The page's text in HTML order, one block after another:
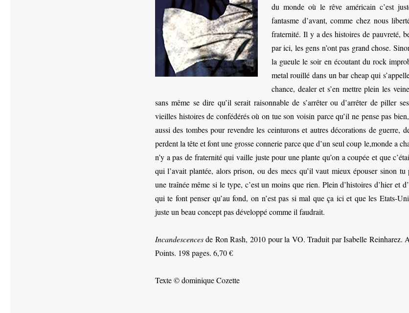
du monde où le rêve américain c’est
fantasme d’avant, comme chez nous
fraternité. Il y a des histoires de pauvreté,
par ici, les gens n’ont pas grand chose.
la gueule le soir en écoutant du rock
metal rouillé dans un bar cheap qui
chance, dealer et s’en mettre plein les
sans même se dire qu’il serait raisonnable de s’arrêter ou d’arrêter de piller
vieilles histoires de confédérés où on tue son voisin parce qu’il ne pense pas
aussi des tombes pour revendre les ceinturons et autres décorations de guerre,
perdent la tête et font une grosse connerie parce que d’un seul coup le,monde a
n’y a pas de fraternité qui vaille juste pour une plante qu’on a coupée et que
qui l’avait plantée, alors prison, ou des mecs qu’il vaut mieux épouser sinon tu
une traînée même si le type, c’est un moins que rien. Plein d’histoires d’hier et
qui te font penser qu’au fond, on n’est pas si mal que ça ici et que les Etats-
juste un beau concept pas développé comme il faudrait.
Incandescencesde Ron Rash, 2010 pour la VO. Traduit par Isabelle Reinharez.
Points. 198 pages. 6,70 €
Texte © dominique Cozette